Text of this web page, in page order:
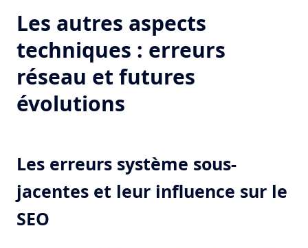
Les autres aspects
techniques : erreurs
réseau et futures
évolutions
Les erreurs système sous-
jacentes et leur influence sur le
SEO